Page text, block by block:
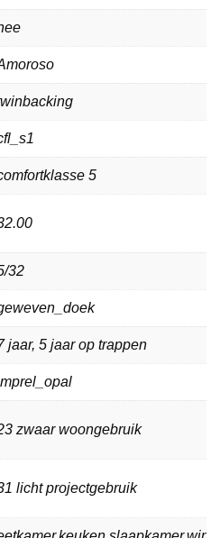
5
32
jaar, 5 jaar op trappen
zwaar woongebruik
licht projectgebruik